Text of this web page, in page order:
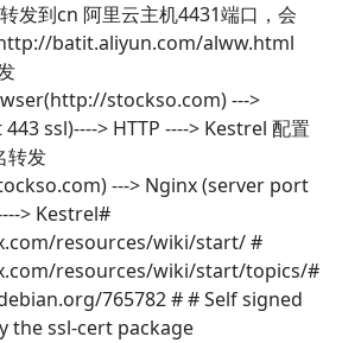
发到cn 阿里云主机4431端口，会
batit.aliyun.com/alww.html
stockso.com) --->
ssl)----> HTTP ----> Kestrel 配置
转发
---> Nginx (server port
> Kestrel#
resources/wiki/start/ #
resources/wiki/start/topics/#
765782 # # Self signed
the ssl-cert package